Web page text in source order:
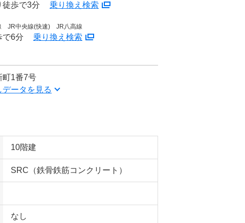
徒歩で3分 乗り換え検索
JR中央線(快速) JR八高線
で6分 乗り換え検索
町1番7号
ータを見る
10階建
SRC（鉄骨鉄筋コンクリート）
なし